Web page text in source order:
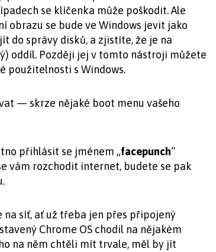
se klíčenka může poškodit. Ale
obrazu se bude ve Windows jevit jako
do správy disků, a zjistíte, že je na
oddíl. Později jej v tomto nástroji můžete
použitelnosti s Windows.
— skrze nějaké boot menu vašeho
přihlásit se jménem „facepunch“
vám rozchodit internet, budete se pak
na síť, ať už třeba jen přes připojený
Chrome OS chodil na nějakém
na něm chtěli mít trvale, měl by jít